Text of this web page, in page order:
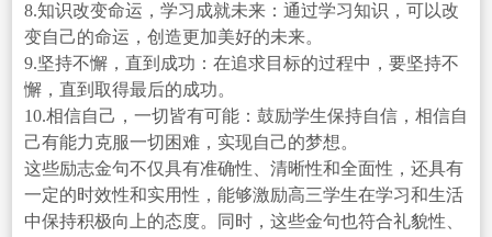
8.知识改变命运，学习成就未来：通过学习知识，可以改
变自己的命运，创造更加美好的未来。
9.坚持不懈，直到成功：在追求目标的过程中，要坚持不
懈，直到取得最后的成功。
10.相信自己，一切皆有可能：鼓励学生保持自信，相信自
己有能力克服一切困难，实现自己的梦想。
这些励志金句不仅具有准确性、清晰性和全面性，还具有
一定的时效性和实用性，能够激励高三学生在学习和生活
中保持积极向上的态度。同时，这些金句也符合礼貌性、